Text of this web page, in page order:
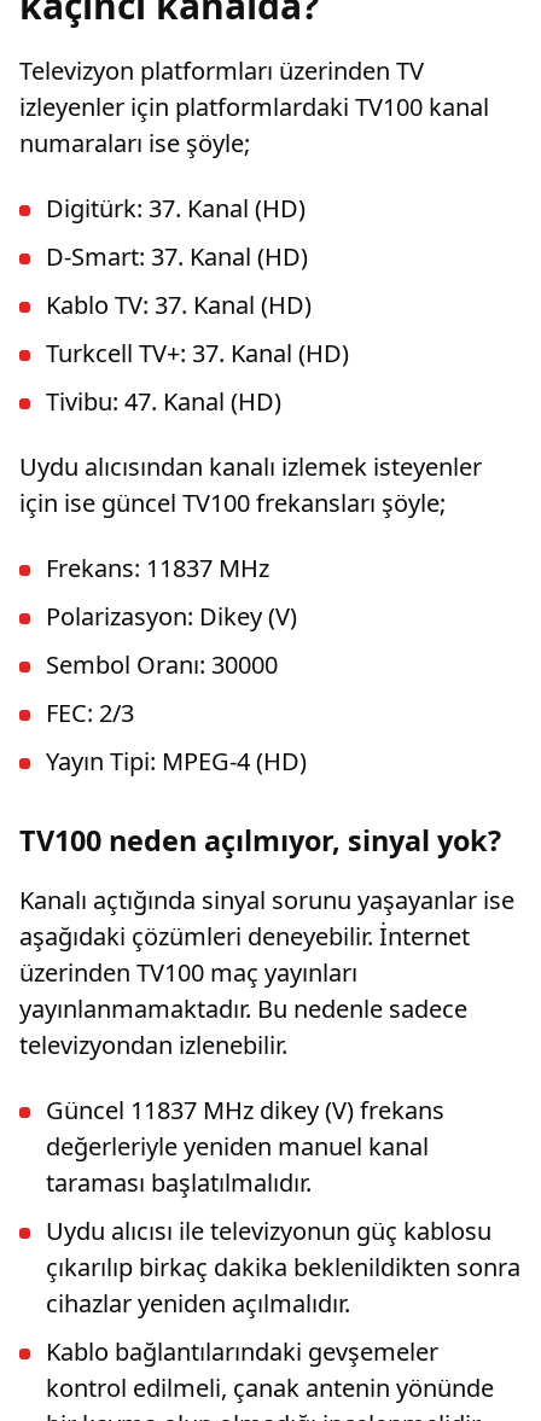
Televizyon platformları üzerinden TV
izleyenler için platformlardaki TV100 kanal
numaraları ise şöyle;
Digitürk: 37. Kanal (HD)
D-Smart: 37. Kanal (HD)
Kablo TV: 37. Kanal (HD)
Turkcell TV+: 37. Kanal (HD)
Tivibu: 47. Kanal (HD)
Uydu alıcısından kanalı izlemek isteyenler
için ise güncel TV100 frekansları şöyle;
Frekans: 11837 MHz
Polarizasyon: Dikey (V)
Sembol Oranı: 30000
FEC: 2/3
Yayın Tipi: MPEG-4 (HD)
TV100 neden açılmıyor, sinyal yok?
Kanalı açtığında sinyal sorunu yaşayanlar ise
aşağıdaki çözümleri deneyebilir. İnternet
üzerinden TV100 maç yayınları
yayınlanmamaktadır. Bu nedenle sadece
televizyondan izlenebilir.
Güncel 11837 MHz dikey (V) frekans
değerleriyle yeniden manuel kanal
taraması başlatılmalıdır.
Uydu alıcısı ile televizyonun güç kablosu
çıkarılıp birkaç dakika beklenildikten sonra
cihazlar yeniden açılmalıdır.
Kablo bağlantılarındaki gevşemeler
kontrol edilmeli, çanak antenin yönünde